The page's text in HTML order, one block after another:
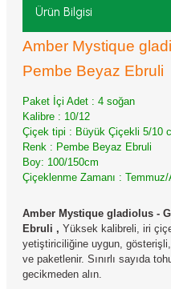
Ürün Bilgisi
Amber Mystique
Pembe Beyaz Ebruli
Paket İçi Adet : 4 soğan
Kalibre : 10/12
Çiçek tipi : Büyük Çiçekli 5/10
Renk : Pembe Beyaz Ebruli
Boy: 100/150cm
Çiçeklenme Zamanı :
Amber Mystique gladiolus -
Ebruli , Yüksek kalibreli, iri
yetiştiriciliğine uygun,
ve paketlenir. Sınırlı sayıda
gecikmeden alın.